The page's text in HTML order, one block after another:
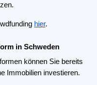
hier.
in Schweden
können Sie bereits
Immobilien investieren.